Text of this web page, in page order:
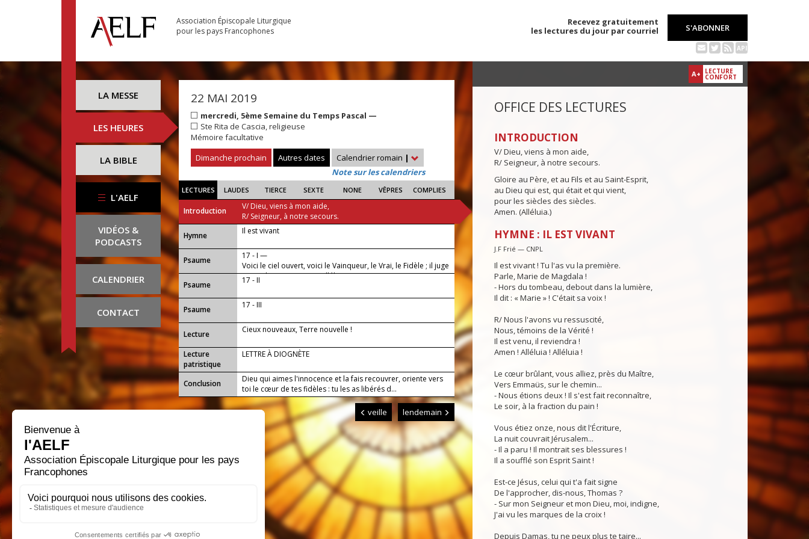
Association Épiscopale Liturgique
pour les pays Francophones
Recevez gratuitement
les lectures du jour par courriel
S'ABONNER
API
LA MESSE
LES HEURES
LA BIBLE
L'AELF
VIDÉOS &
PODCASTS
CALENDRIER
CONTACT
22 MAI 2019
mercredi, 5ème Semaine du Temps Pascal —
Ste Rita de Cascia, religieuse
Mémoire facultative
Dimanche prochain
Autres dates Calendrier romain |
Note sur les calendriers
LECTURES LAUDES TIERCE SEXTE NONE VÊPRES COMPLIES
Introduction
V/ Dieu, viens à mon aide,
R/ Seigneur, à notre secours.
...
Hymne Il est vivant
Psaume
17 - I —
Voici le ciel ouvert, voici le Vainqueur, le Vrai, le Fidèle ; il juge
et combat avec justice, alléluia.
Psaume
17 - II
Psaume 17 - III
Lecture Cieux nouveaux, Terre nouvelle !
Lecture
patristique
LETTRE À DIOGNÈTE
Conclusion
Dieu qui aimes l'innocence et la fais recouvrer, oriente vers
toi le cœur de tes fidèles : tu les as libérés d...
veille lendemain
A+ LECTURE
CONFORT
OFFICE DES LECTURES
INTRODUCTION
V/ Dieu, viens à mon aide,
R/ Seigneur, à notre secours.
Gloire au Père, et au Fils et au Saint-Esprit,
au Dieu qui est, qui était et qui vient,
pour les siècles des siècles.
Amen. (Alléluia.)
HYMNE : IL EST VIVANT
J.F Frié — CNPL
Il est vivant ! Tu l'as vu la première.
Parle, Marie de Magdala !
- Hors du tombeau, debout dans la lumière,
Il dit : « Marie » ! C'était sa voix !
R/ Nous l'avons vu ressuscité,
Nous, témoins de la Vérité !
Il est venu, il reviendra !
Amen ! Alléluia ! Alléluia !
Le cœur brûlant, vous alliez, près du Maître,
Vers Emmaüs, sur le chemin...
- Nous étions deux ! Il s'est fait reconnaître,
Le soir, à la fraction du pain !
Vous étiez onze, nous dit l'Écriture,
La nuit couvrait Jérusalem...
- Il a paru ! Il montrait ses blessures !
Il a soufflé son Esprit Saint !
Est-ce Jésus, celui qui t'a fait signe
De l'approcher, dis-nous, Thomas ?
- Sur mon Seigneur et mon Dieu, moi, indigne,
J'ai vu les marques de la croix !
Depuis Damas, tu ne peux plus te taire...